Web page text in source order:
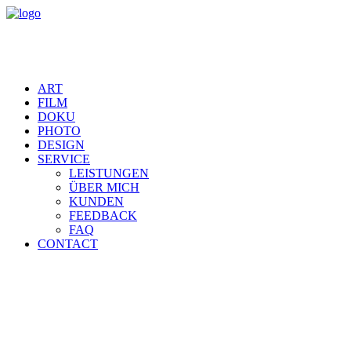
ART
FILM
DOKU
PHOTO
DESIGN
SERVICE
LEISTUNGEN
ÜBER MICH
KUNDEN
FEEDBACK
FAQ
CONTACT